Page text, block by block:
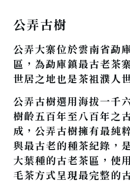
公弄古樹
公弄大寨位於雲南省勐
區，為勐庫鎮最古老茶
世居之地也是茶祖濮人
公弄古樹選用海拔一千
樹齡五百年至八百年之
成，公弄古樹擁有最純
與最古老的種茶紀錄，
大葉種的古老茶區，使
毛茶方式呈現最完整的